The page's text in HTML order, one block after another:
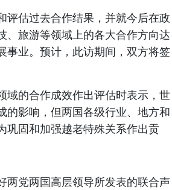
评估过去合作结果，并就今后在政
、旅游等领域上的各大合作方向达
事业。预计，此访期间，双方将签
域的合作成效作出评估时表示，世
的影响，但两国各级行业、地方和
巩固和加强越老特殊关系作出贡
两党两国高层领导所发表的联合声